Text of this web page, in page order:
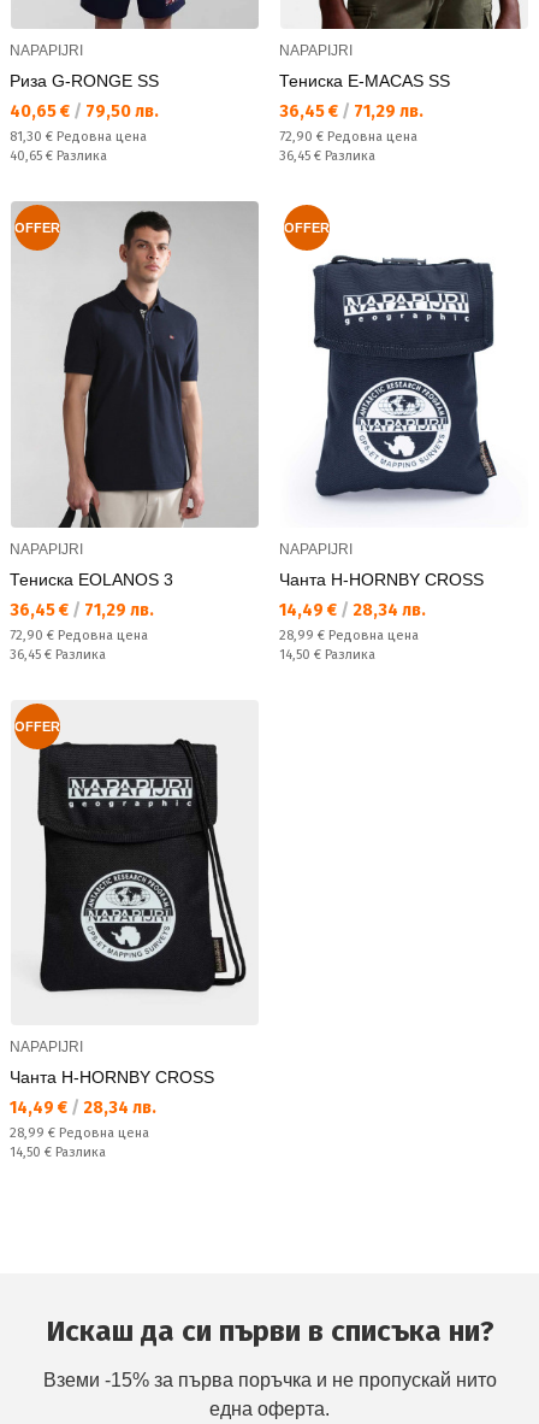
NAPAPIJRI
Риза G-RONGE SS
Текуща цена:
40,65 € / 79,50 лв.
Редовна цена:
81,30 € Редовна цена
Спестявате:
40,65 € Разлика
NAPAPIJRI
Тениска E-MACAS SS
Текуща цена:
36,45 € / 71,29 лв.
Редовна цена:
72,90 € Редовна цена
Спестявате:
36,45 € Разлика
OFFER
NAPAPIJRI
Тениска EOLANOS 3
Текуща цена:
36,45 € / 71,29 лв.
Редовна цена:
72,90 € Редовна цена
Спестявате:
36,45 € Разлика
OFFER
NAPAPIJRI
Чанта H-HORNBY CROSS
Текуща цена:
14,49 € / 28,34 лв.
Редовна цена:
28,99 € Редовна цена
Спестявате:
14,50 € Разлика
OFFER
NAPAPIJRI
Чанта H-HORNBY CROSS
Текуща цена:
14,49 € / 28,34 лв.
Редовна цена:
28,99 € Редовна цена
Спестявате:
14,50 € Разлика
Искаш да си първи в списъка ни?
Вземи -15% за първа поръчка и не пропускай нито
една оферта.